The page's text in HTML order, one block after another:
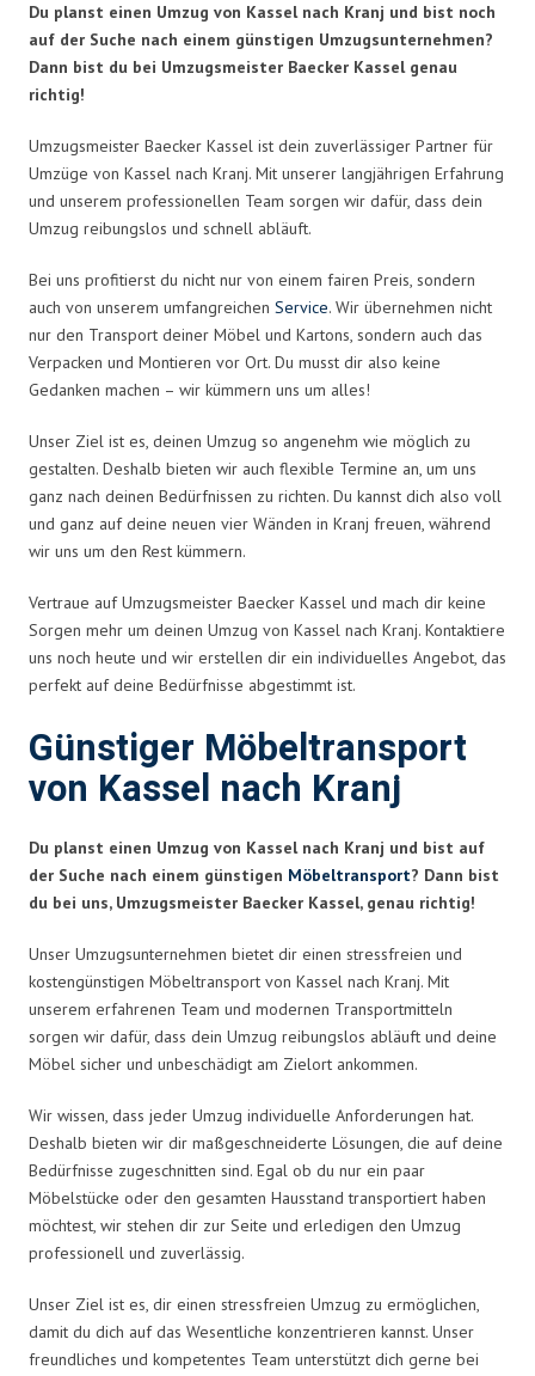
Du planst einen Umzug von Kassel nach Kranj und bist noch
auf der Suche nach einem günstigen Umzugsunternehmen?
Dann bist du bei Umzugsmeister Baecker Kassel genau
richtig!
Umzugsmeister Baecker Kassel ist dein zuverlässiger Partner für
Umzüge von Kassel nach Kranj. Mit unserer langjährigen Erfahrung
und unserem professionellen Team sorgen wir dafür, dass dein
Umzug reibungslos und schnell abläuft.
Bei uns profitierst du nicht nur von einem fairen Preis, sondern
auch von unserem umfangreichen Service. Wir übernehmen nicht
nur den Transport deiner Möbel und Kartons, sondern auch das
Verpacken und Montieren vor Ort. Du musst dir also keine
Gedanken machen – wir kümmern uns um alles!
Unser Ziel ist es, deinen Umzug so angenehm wie möglich zu
gestalten. Deshalb bieten wir auch flexible Termine an, um uns
ganz nach deinen Bedürfnissen zu richten. Du kannst dich also voll
und ganz auf deine neuen vier Wänden in Kranj freuen, während
wir uns um den Rest kümmern.
Vertraue auf Umzugsmeister Baecker Kassel und mach dir keine
Sorgen mehr um deinen Umzug von Kassel nach Kranj. Kontaktiere
uns noch heute und wir erstellen dir ein individuelles Angebot, das
perfekt auf deine Bedürfnisse abgestimmt ist.
Günstiger Möbeltransport
von Kassel nach Kranj
Du planst einen Umzug von Kassel nach Kranj und bist auf
der Suche nach einem günstigen Möbeltransport? Dann bist
du bei uns, Umzugsmeister Baecker Kassel, genau richtig!
Unser Umzugsunternehmen bietet dir einen stressfreien und
kostengünstigen Möbeltransport von Kassel nach Kranj. Mit
unserem erfahrenen Team und modernen Transportmitteln
sorgen wir dafür, dass dein Umzug reibungslos abläuft und deine
Möbel sicher und unbeschädigt am Zielort ankommen.
Wir wissen, dass jeder Umzug individuelle Anforderungen hat.
Deshalb bieten wir dir maßgeschneiderte Lösungen, die auf deine
Bedürfnisse zugeschnitten sind. Egal ob du nur ein paar
Möbelstücke oder den gesamten Hausstand transportiert haben
möchtest, wir stehen dir zur Seite und erledigen den Umzug
professionell und zuverlässig.
Unser Ziel ist es, dir einen stressfreien Umzug zu ermöglichen,
damit du dich auf das Wesentliche konzentrieren kannst. Unser
freundliches und kompetentes Team unterstützt dich gerne bei